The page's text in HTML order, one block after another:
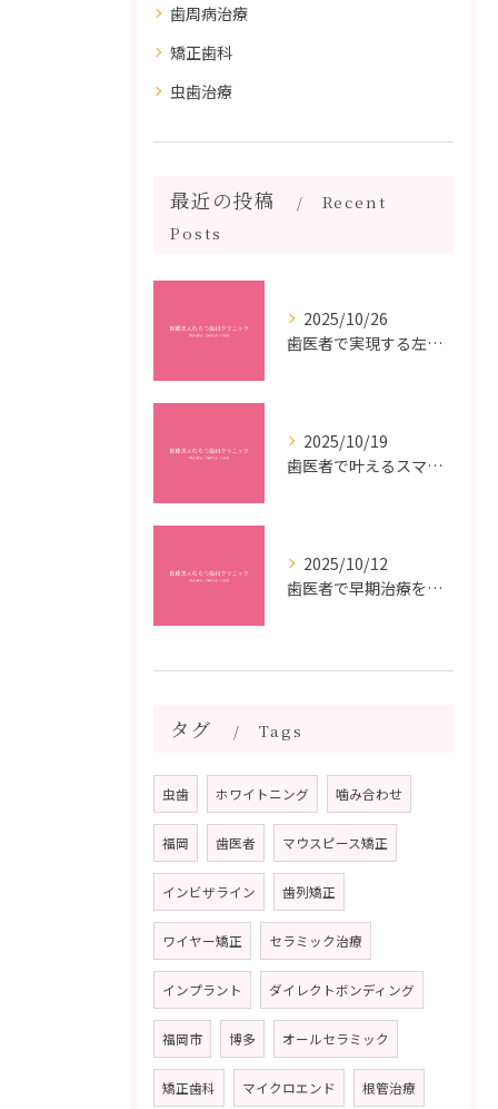
歯周病治療
矯正歯科
虫歯治療
最近の投稿
Recent
Posts
2025/10/26
歯医者で実現する左右対称治療のポイントと矯正治療選びの疑問解決ガイド
2025/10/19
歯医者で叶えるスマイルメイクオーバーなら福岡県福岡市博多区博多駅前の最新矯正治療解説
2025/10/12
歯医者で早期治療を受けるメリットと虫歯悪化を防ぐ最短ステップ
タグ Tags
虫歯 ホワイトニング 噛み合わせ
福岡 歯医者 マウスピース矯正
インビザライン 歯列矯正
ワイヤー矯正 セラミック治療
インプラント ダイレクトボンディング
福岡市 博多 オールセラミック
矯正歯科 マイクロエンド 根管治療